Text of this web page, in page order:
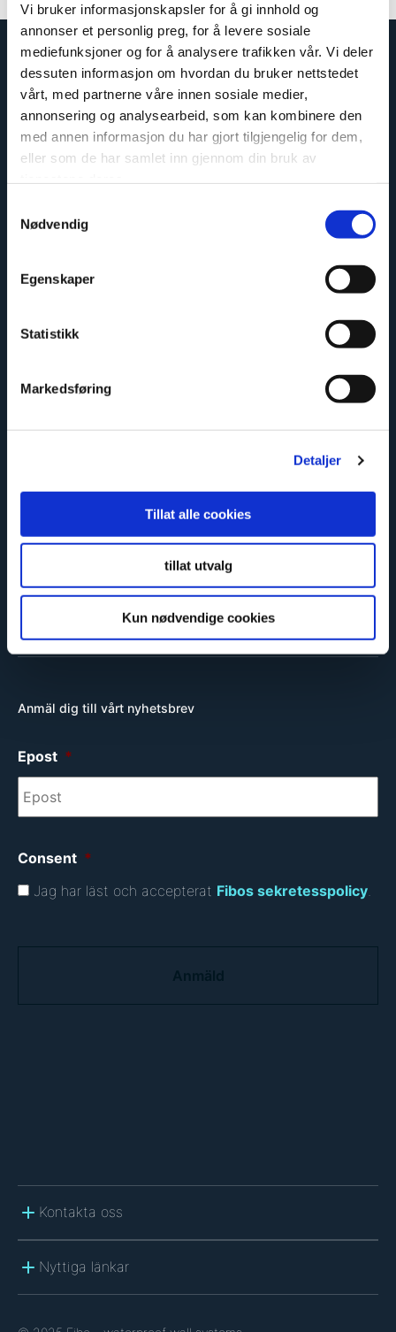
Vi bruker informasjonskapsler for å gi innhold og
annonser et personlig preg, for å levere sosiale
mediefunksjoner og for å analysere trafikken vår. Vi deler
dessuten informasjon om hvordan du bruker nettstedet
vårt, med partnerne våre innen sosiale medier,
annonsering og analysearbeid, som kan kombinere den
med annen informasjon du har gjort tilgjengelig for dem,
eller som de har samlet inn gjennom din bruk av
Nødvendig
Egenskaper
Statistikk
Markedsføring
Detaljer
Tillat alle cookies
tillat utvalg
Kun nødvendige cookies
Säker och godkänd
Miljövänlig
Anmäl dig till vårt nyhetsbrev
Epost *
Consent *
Jag har läst och accepterat Fibos sekretesspolicy.
Kontakta oss
Nyttiga länkar